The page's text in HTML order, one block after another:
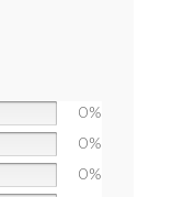
0%
0%
0%